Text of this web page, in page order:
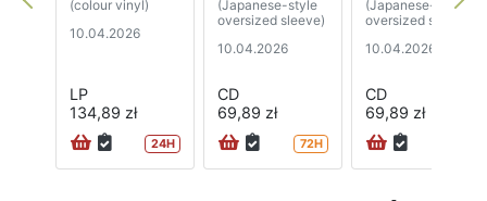
(colour vinyl)
10.04.2026
LP
134,89 zł
24H
(Japanese-style
oversized sleeve)
10.04.2026
CD
69,89 zł
72H
(Japanese-style
oversized sleeve)
10.04.2026
CD
69,89 zł